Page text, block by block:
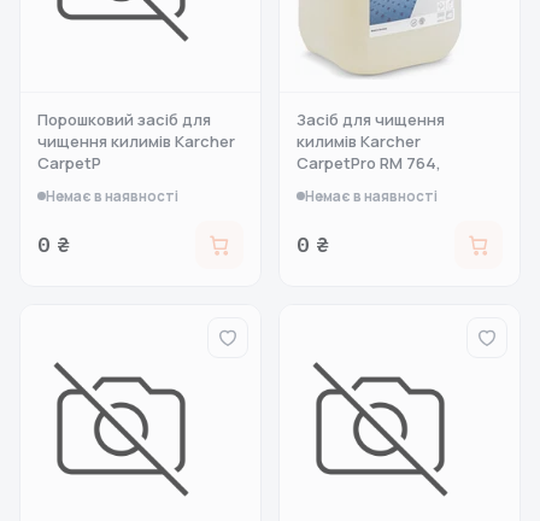
Порошковий засіб для
чищення килимів Karcher
CarpetP
Немає в наявності
0 ₴
Засіб для чищення
килимів Karcher
CarpetPro RM 764,
Немає в наявності
0 ₴